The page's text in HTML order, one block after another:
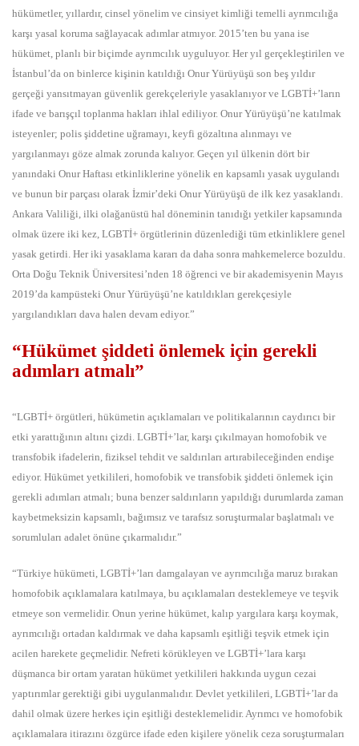
hükümetler, yıllardır, cinsel yönelim ve cinsiyet kimliği temelli ayrımcılığa
karşı yasal koruma sağlayacak adımlar atmıyor. 2015’ten bu yana ise
hükümet, planlı bir biçimde ayrımcılık uyguluyor. Her yıl gerçekleştirilen ve
İstanbul’da on binlerce kişinin katıldığı Onur Yürüyüşü son beş yıldır
gerçeği yansıtmayan güvenlik gerekçeleriyle yasaklanıyor ve LGBTİ+’ların
ifade ve barışçıl toplanma hakları ihlal ediliyor. Onur Yürüyüşü’ne katılmak
isteyenler; polis şiddetine uğramayı, keyfi gözaltına alınmayı ve
yargılanmayı göze almak zorunda kalıyor. Geçen yıl ülkenin dört bir
yanındaki Onur Haftası etkinliklerine yönelik en kapsamlı yasak uygulandı
ve bunun bir parçası olarak İzmir’deki Onur Yürüyüşü de ilk kez yasaklandı.
Ankara Valiliği, ilki olağanüstü hal döneminin tanıdığı yetkiler kapsamında
olmak üzere iki kez, LGBTİ+ örgütlerinin düzenlediği tüm etkinliklere genel
yasak getirdi. Her iki yasaklama kararı da daha sonra mahkemelerce bozuldu.
Orta Doğu Teknik Üniversitesi’nden 18 öğrenci ve bir akademisyenin Mayıs
2019’da kampüsteki Onur Yürüyüşü’ne katıldıkları gerekçesiyle
yargılandıkları dava halen devam ediyor.”
“Hükümet şiddeti önlemek için gerekli
adımları atmalı”
“LGBTİ+ örgütleri, hükümetin açıklamaları ve politikalarının caydırıcı bir
etki yarattığının altını çizdi. LGBTİ+’lar, karşı çıkılmayan homofobik ve
transfobik ifadelerin, fiziksel tehdit ve saldırıları artırabileceğinden endişe
ediyor. Hükümet yetkilileri, homofobik ve transfobik şiddeti önlemek için
gerekli adımları atmalı; buna benzer saldırıların yapıldığı durumlarda zaman
kaybetmeksizin kapsamlı, bağımsız ve tarafsız soruşturmalar başlatmalı ve
sorumluları adalet önüne çıkarmalıdır.”
“Türkiye hükümeti, LGBTİ+’ları damgalayan ve ayrımcılığa maruz bırakan
homofobik açıklamalara katılmaya, bu açıklamaları desteklemeye ve teşvik
etmeye son vermelidir. Onun yerine hükümet, kalıp yargılara karşı koymak,
ayrımcılığı ortadan kaldırmak ve daha kapsamlı eşitliği teşvik etmek için
acilen harekete geçmelidir. Nefreti körükleyen ve LGBTİ+’lara karşı
düşmanca bir ortam yaratan hükümet yetkilileri hakkında uygun cezai
yaptırımlar gerektiği gibi uygulanmalıdır. Devlet yetkilileri, LGBTİ+’lar da
dahil olmak üzere herkes için eşitliği desteklemelidir. Ayrımcı ve homofobik
açıklamalara itirazını özgürce ifade eden kişilere yönelik ceza soruşturmaları